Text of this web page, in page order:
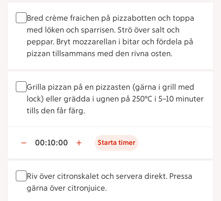
Bred crème fraichen på pizzabotten och toppa
med löken och sparrisen. Strö över salt och
peppar. Bryt mozzarellan i bitar och fördela på
pizzan tillsammans med den rivna osten.
Grilla pizzan på en pizzasten (gärna i grill med
lock) eller grädda i ugnen på 250°C i 5–10 minuter
tills den får färg.
00:10:00 Starta timer
Riv över citronskalet och servera direkt. Pressa
gärna över citronjuice.